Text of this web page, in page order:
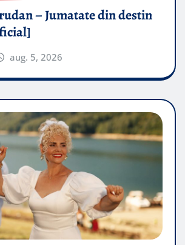
– Jumatate din destin
aug. 5, 2026